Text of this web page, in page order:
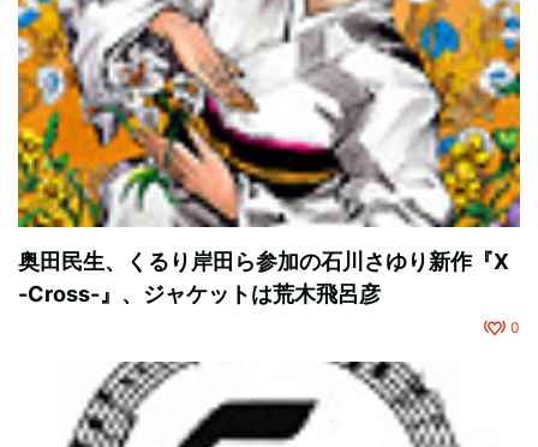
奥田民生、くるり岸田ら参加の石川さゆり新作『X
-Cross-』、ジャケットは荒木飛呂彦
0